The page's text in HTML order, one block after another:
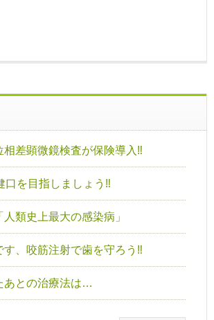
差顕微鏡検査が保険導入‼
口を目指しましょう‼
類史上最大の感染病」
す、咬筋注射で歯を守ろう‼
あとの治療法は…